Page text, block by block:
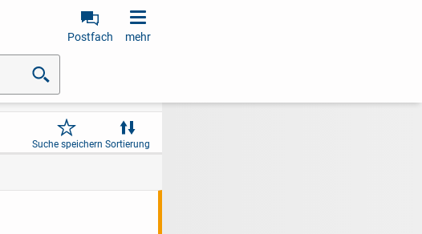
Postfach mehr
Suche speichern Sortierung